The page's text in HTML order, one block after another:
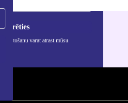
varat atrast mūsu